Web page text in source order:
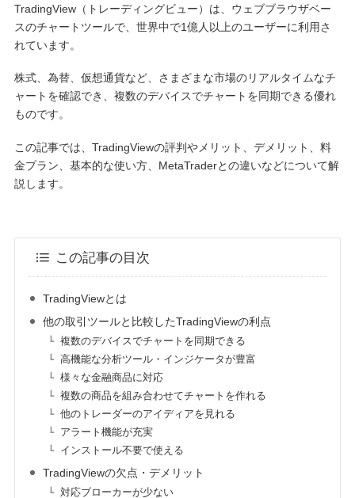
TradingView（トレーディングビュー）は、ウェブブラウザベー
スのチャートツールで、世界中で1億人以上のユーザーに利用さ
れています。
株式、為替、仮想通貨など、さまざまな市場のリアルタイムなチ
ャートを確認でき、複数のデバイスでチャートを同期できる優れ
ものです。
この記事では、TradingViewの評判やメリット、デメリット、料
金プラン、基本的な使い方、MetaTraderとの違いなどについて解
説します。
この記事の目次
TradingViewとは
他の取引ツールと比較したTradingViewの利点
複数のデバイスでチャートを同期できる
高機能な分析ツール・インジケータが豊富
様々な金融商品に対応
複数の商品を組み合わせてチャートを作れる
他のトレーダーのアイディアを見れる
アラート機能が充実
インストール不要で使える
TradingViewの欠点・デメリット
対応ブローカーが少ない